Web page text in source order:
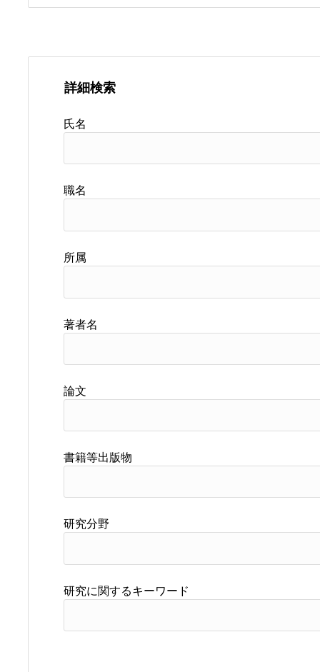
詳細検索
氏名
職名
所属
著者名
論文
書籍等出版物
研究分野
研究に関するキーワード